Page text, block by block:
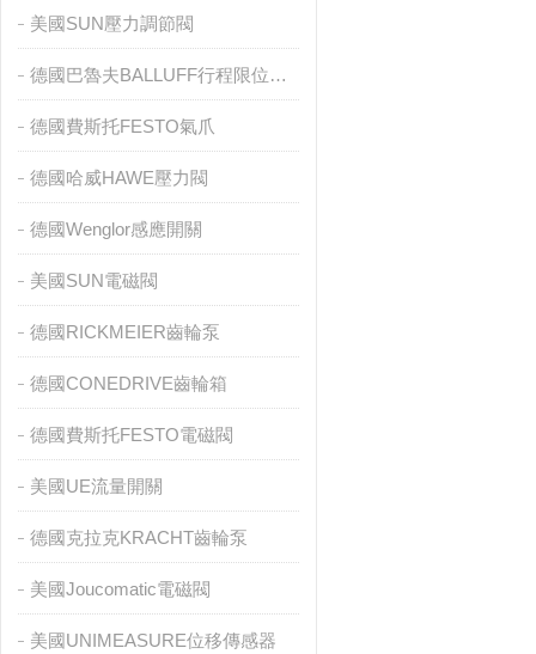
美國SUN壓力調節閥
德國巴魯夫BALLUFF行程限位開關
德國費斯托FESTO氣爪
德國哈威HAWE壓力閥
德國Wenglor感應開關
美國SUN電磁閥
德國RICKMEIER齒輪泵
德國CONEDRIVE齒輪箱
德國費斯托FESTO電磁閥
美國UE流量開關
德國克拉克KRACHT齒輪泵
美國Joucomatic電磁閥
美國UNIMEASURE位移傳感器